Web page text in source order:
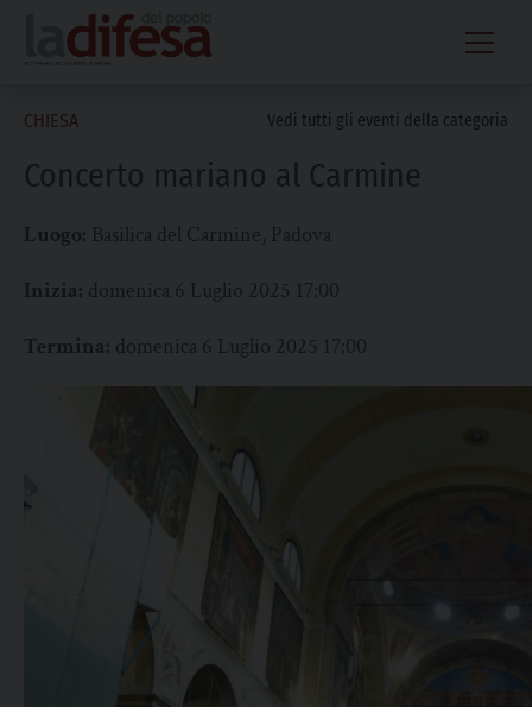
content
CHIESA Vedi tutti gli eventi della categoria
Concerto mariano al Carmine
Luogo: Basilica del Carmine, Padova
Inizia: domenica 6 Luglio 2025 17:00
Termina: domenica 6 Luglio 2025 17:00